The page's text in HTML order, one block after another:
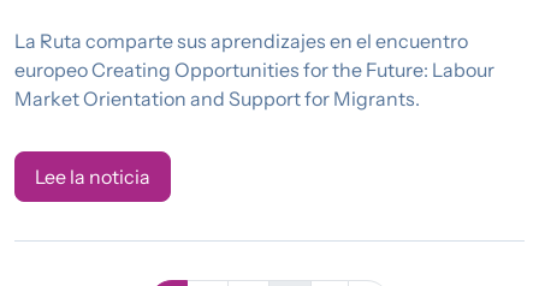
La Ruta comparte sus aprendizajes en el encuentro
europeo Creating Opportunities for the Future: Labour
Market Orientation and Support for Migrants.
Lee la noticia